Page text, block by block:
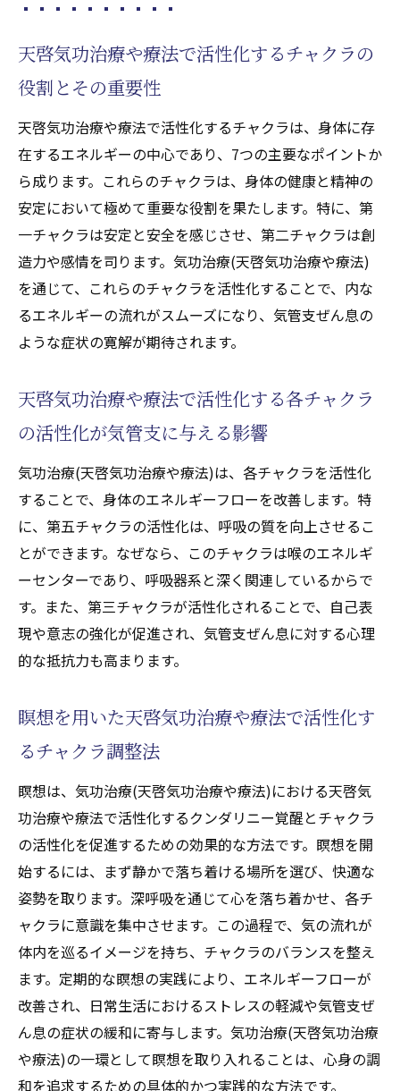
天啓気功治療や療法で活性化するチャクラの
役割とその重要性
天啓気功治療や療法で活性化するチャクラは、身体に存
在するエネルギーの中心であり、7つの主要なポイントか
ら成ります。これらのチャクラは、身体の健康と精神の
安定において極めて重要な役割を果たします。特に、第
一チャクラは安定と安全を感じさせ、第二チャクラは創
造力や感情を司ります。気功治療(天啓気功治療や療法)
を通じて、これらのチャクラを活性化することで、内な
るエネルギーの流れがスムーズになり、気管支ぜん息の
ような症状の寛解が期待されます。
天啓気功治療や療法で活性化する各チャクラ
の活性化が気管支に与える影響
気功治療(天啓気功治療や療法)は、各チャクラを活性化
することで、身体のエネルギーフローを改善します。特
に、第五チャクラの活性化は、呼吸の質を向上させるこ
とができます。なぜなら、このチャクラは喉のエネルギ
ーセンターであり、呼吸器系と深く関連しているからで
す。また、第三チャクラが活性化されることで、自己表
現や意志の強化が促進され、気管支ぜん息に対する心理
的な抵抗力も高まります。
瞑想を用いた天啓気功治療や療法で活性化す
るチャクラ調整法
瞑想は、気功治療(天啓気功治療や療法)における天啓気
功治療や療法で活性化するクンダリニー覚醒とチャクラ
の活性化を促進するための効果的な方法です。瞑想を開
始するには、まず静かで落ち着ける場所を選び、快適な
姿勢を取ります。深呼吸を通じて心を落ち着かせ、各チ
ャクラに意識を集中させます。この過程で、気の流れが
体内を巡るイメージを持ち、チャクラのバランスを整え
ます。定期的な瞑想の実践により、エネルギーフローが
改善され、日常生活におけるストレスの軽減や気管支ぜ
ん息の症状の緩和に寄与します。気功治療(天啓気功治療
や療法)の一環として瞑想を取り入れることは、心身の調
和を追求するための具体的かつ実践的な方法です。